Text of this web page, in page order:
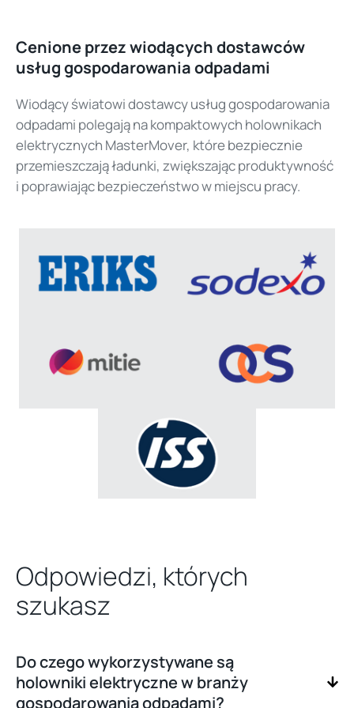
Cenione przez wiodących dostawców
usług gospodarowania odpadami
Wiodący światowi dostawcy usług gospodarowania
odpadami polegają na kompaktowych holownikach
elektrycznych MasterMover, które bezpiecznie
przemieszczają ładunki, zwiększając produktywność
i poprawiając bezpieczeństwo w miejscu pracy.
Odpowiedzi, których
szukasz
Do czego wykorzystywane są
holowniki elektryczne w branży
gospodarowania odpadami?